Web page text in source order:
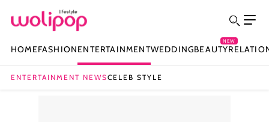
HOMEFASHIONENTERTAINMENTWEDDINGBEAUTY
NEW
ENTERTAINMENT NEWSCELEB STYLE